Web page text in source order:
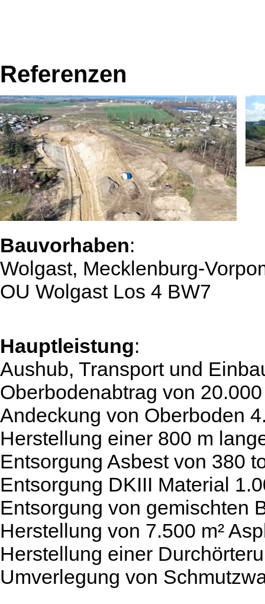
Referenzen
Bauvorhaben:
Wolgast, Mecklenburg-
OU Wolgast Los 4 BW7
Hauptleistung:
Aushub, Transport und
Oberbodenabtrag von 20.000
Andeckung von Oberboden
Herstellung einer 800 m
Entsorgung Asbest von 380
Entsorgung DKIII Material
Entsorgung von gemischten
Herstellung von 7.500 m²
Herstellung einer
Umverlegung von